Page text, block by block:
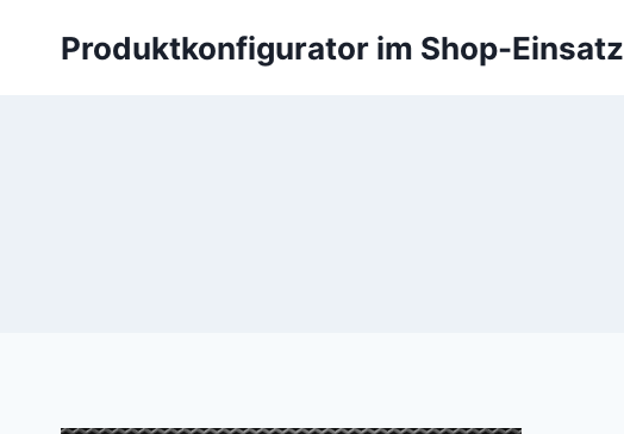
Produktkonfigurator im Shop-Einsatz